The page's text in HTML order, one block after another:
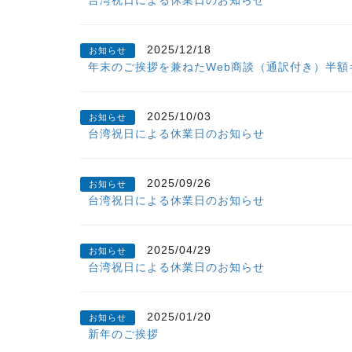
お知らせ
2025/12/18
年末のご挨拶を兼ねたWeb商談（通訳付き）半額
お知らせ
2025/10/03
台湾祝日による休業日のお知らせ
お知らせ
2025/09/26
台湾祝日による休業日のお知らせ
お知らせ
2025/04/29
台湾祝日による休業日のお知らせ
お知らせ
2025/01/20
新年のご挨拶